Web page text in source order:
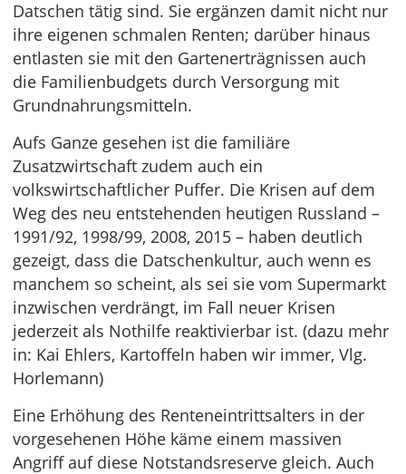
Datschen tätig sind. Sie ergänzen damit nicht nur
ihre eigenen schmalen Renten; darüber hinaus
entlasten sie mit den Gartenerträgnissen auch
die Familienbudgets durch Versorgung mit
Grundnahrungsmitteln.
Aufs Ganze gesehen ist die familiäre
Zusatzwirtschaft zudem auch ein
volkswirtschaftlicher Puffer. Die Krisen auf dem
Weg des neu entstehenden heutigen Russland –
1991/92, 1998/99, 2008, 2015 – haben deutlich
gezeigt, dass die Datschenkultur, auch wenn es
manchem so scheint, als sei sie vom Supermarkt
inzwischen verdrängt, im Fall neuer Krisen
jederzeit als Nothilfe reaktivierbar ist. (dazu mehr
in: Kai Ehlers, Kartoffeln haben wir immer, Vlg.
Horlemann)
Eine Erhöhung des Renteneintrittsalters in der
vorgesehenen Höhe käme einem massiven
Angriff auf diese Notstandsreserve gleich. Auch